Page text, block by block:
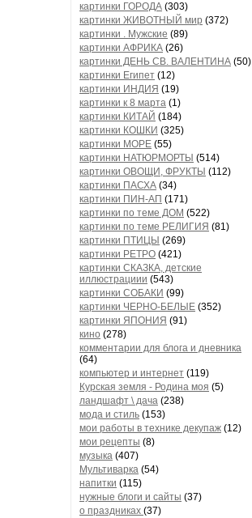
картинки ГОРОДА (303)
картинки ЖИВОТНЫЙ мир (372)
картинки . Мужские (89)
картинки АФРИКА (26)
картинки ДЕНЬ СВ. ВАЛЕНТИНА (50)
картинки Египет (12)
картинки ИНДИЯ (19)
картинки к 8 марта (1)
картинки КИТАЙ (184)
картинки КОШКИ (325)
картинки МОРЕ (55)
картинки НАТЮРМОРТЫ (514)
картинки ОВОЩИ, ФРУКТЫ (112)
картинки ПАСХА (34)
картинки ПИН-АП (171)
картинки по теме ДОМ (522)
картинки по теме РЕЛИГИЯ (81)
картинки ПТИЦЫ (269)
картинки РЕТРО (421)
картинки СКАЗКА, детские
иллюстрациии (543)
картинки СОБАКИ (99)
картинки ЧЕРНО-БЕЛЫЕ (352)
картинки ЯПОНИЯ (91)
кино (278)
комментарии для блога и дневника
(64)
компьютер и интернет (119)
Курская земля - Родина моя (5)
ландшафт \ дача (238)
мода и стиль (153)
мои работы в технике декупаж (12)
мои рецепты (8)
музыка (407)
Мультиварка (54)
напитки (115)
нужные блоги и сайты (37)
о праздниках (37)